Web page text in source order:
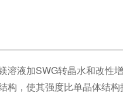
液加SWG转晶水和改性
，使其强度比单晶体结